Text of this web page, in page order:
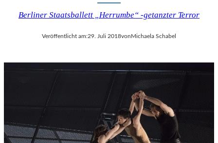
Berliner Staatsballett „Herrumbe“ -getanzter Terror
Veröffentlicht am:29. Juli 2018von Michaela Schabel